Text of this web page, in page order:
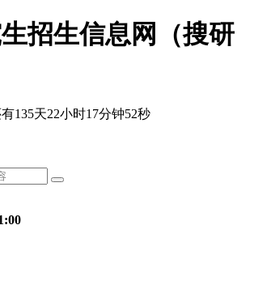
招生信息网（搜研
135天22小时17分钟51秒